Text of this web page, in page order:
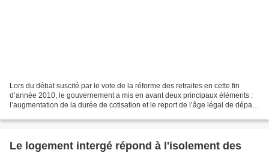
Lors du débat suscité par le vote de la réforme des retraites en cette fin
d’année 2010, le gouvernement a mis en avant deux principaux éléments :
l’augmentation de la durée de cotisation et le report de l’âge légal de départ
Le logement intergé répond à l'isolement des